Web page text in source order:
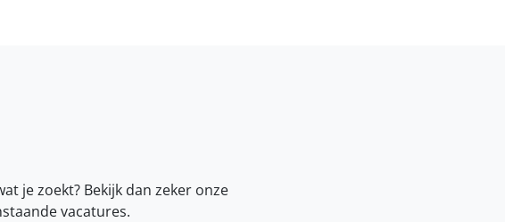
je zoekt? Bekijk dan zeker onze
vacatures.